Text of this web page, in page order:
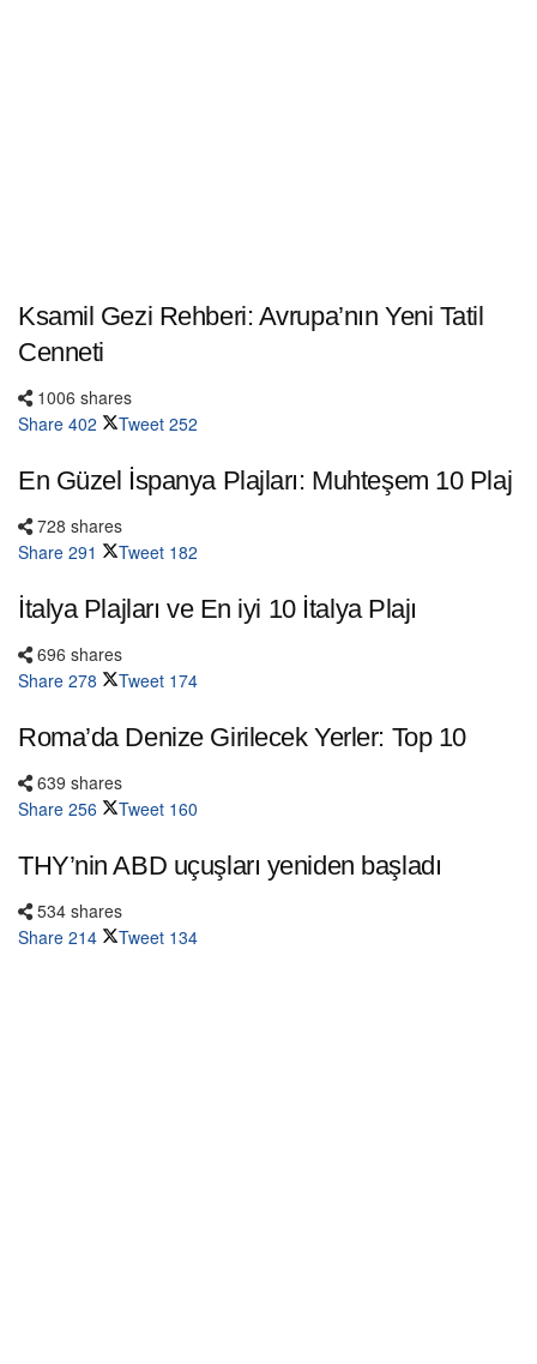
Ksamil Gezi Rehberi: Avrupa’nın Yeni Tatil
Cenneti
1006 shares
Share 402 Tweet 252
En Güzel İspanya Plajları: Muhteşem 10 Plaj
728 shares
Share 291 Tweet 182
İtalya Plajları ve En iyi 10 İtalya Plajı
696 shares
Share 278 Tweet 174
Roma’da Denize Girilecek Yerler: Top 10
639 shares
Share 256 Tweet 160
THY’nin ABD uçuşları yeniden başladı
534 shares
Share 214 Tweet 134